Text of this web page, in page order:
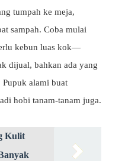
tumpah ke meja,
sampah. Coba mulai
kebun luas kok—
dijual, bahkan ada yang
alami buat
hobi tanam-tanam juga.
Kulit